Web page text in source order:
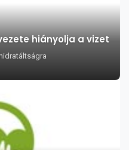
hiányolja a vizet